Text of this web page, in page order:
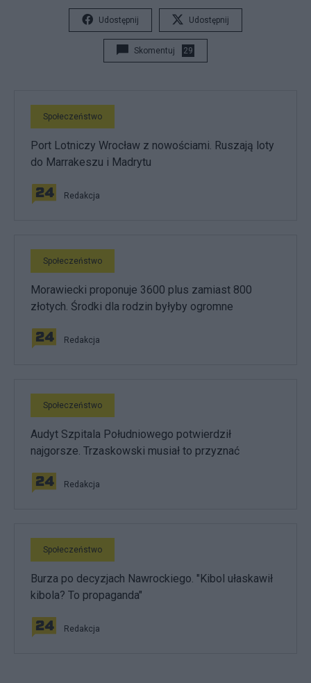
Udostępnij Udostępnij
Skomentuj 29
Społeczeństwo
Port Lotniczy Wrocław z nowościami. Ruszają loty
do Marrakeszu i Madrytu
Redakcja
Społeczeństwo
Morawiecki proponuje 3600 plus zamiast 800
złotych. Środki dla rodzin byłyby ogromne
Redakcja
Społeczeństwo
Audyt Szpitala Południowego potwierdził
najgorsze. Trzaskowski musiał to przyznać
Redakcja
Społeczeństwo
Burza po decyzjach Nawrockiego. "Kibol ułaskawił
kibola? To propaganda"
Redakcja